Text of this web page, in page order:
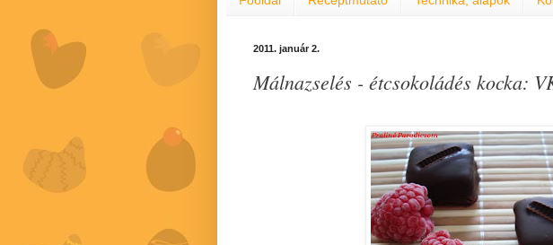
2011. január 2.
Málnazselés - étcsokoládés kocka: